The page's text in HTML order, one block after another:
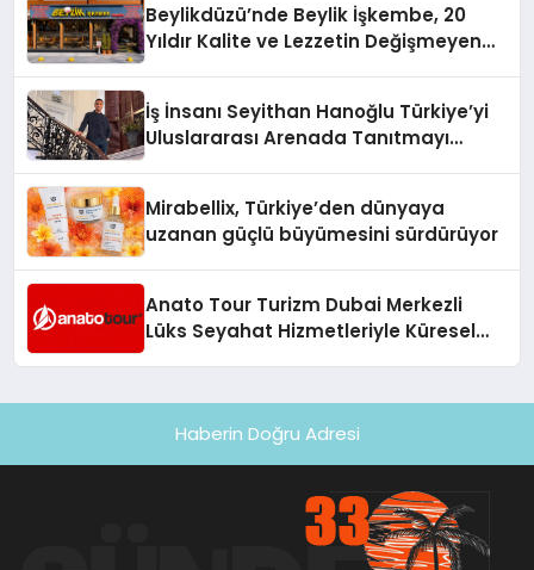
Hayata Geçirecek
Beylikdüzü’nde Beylik İşkembe, 20
Yıldır Kalite ve Lezzetin Değişmeyen
İş İnsanı Seyithan Hanoğlu Türkiye’yi
Uluslararası Arenada Tanıtmayı
Mirabellix, Türkiye’den dünyaya
uzanan güçlü büyümesini sürdürüyor
Anato Tour Turizm Dubai Merkezli
Lüks Seyahat Hizmetleriyle Küresel
Haberin Doğru Adresi